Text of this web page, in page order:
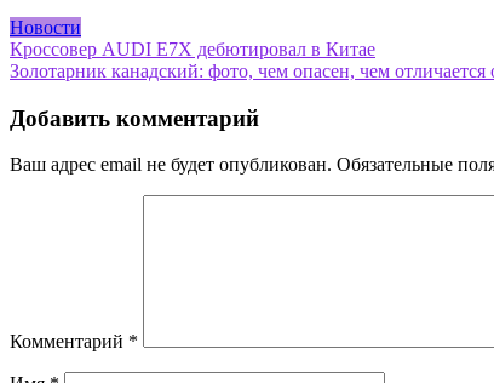
Новости
Навигация
по
записям
Кроссовер AUDI E7X дебютировал в Китае
Золотарник канадский: фото, чем опасен, чем
Добавить комментарий
Ваш адрес email не будет опубликован. Обязательные
Комментарий *